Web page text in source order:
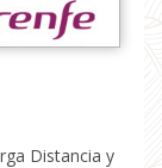
Distancia y